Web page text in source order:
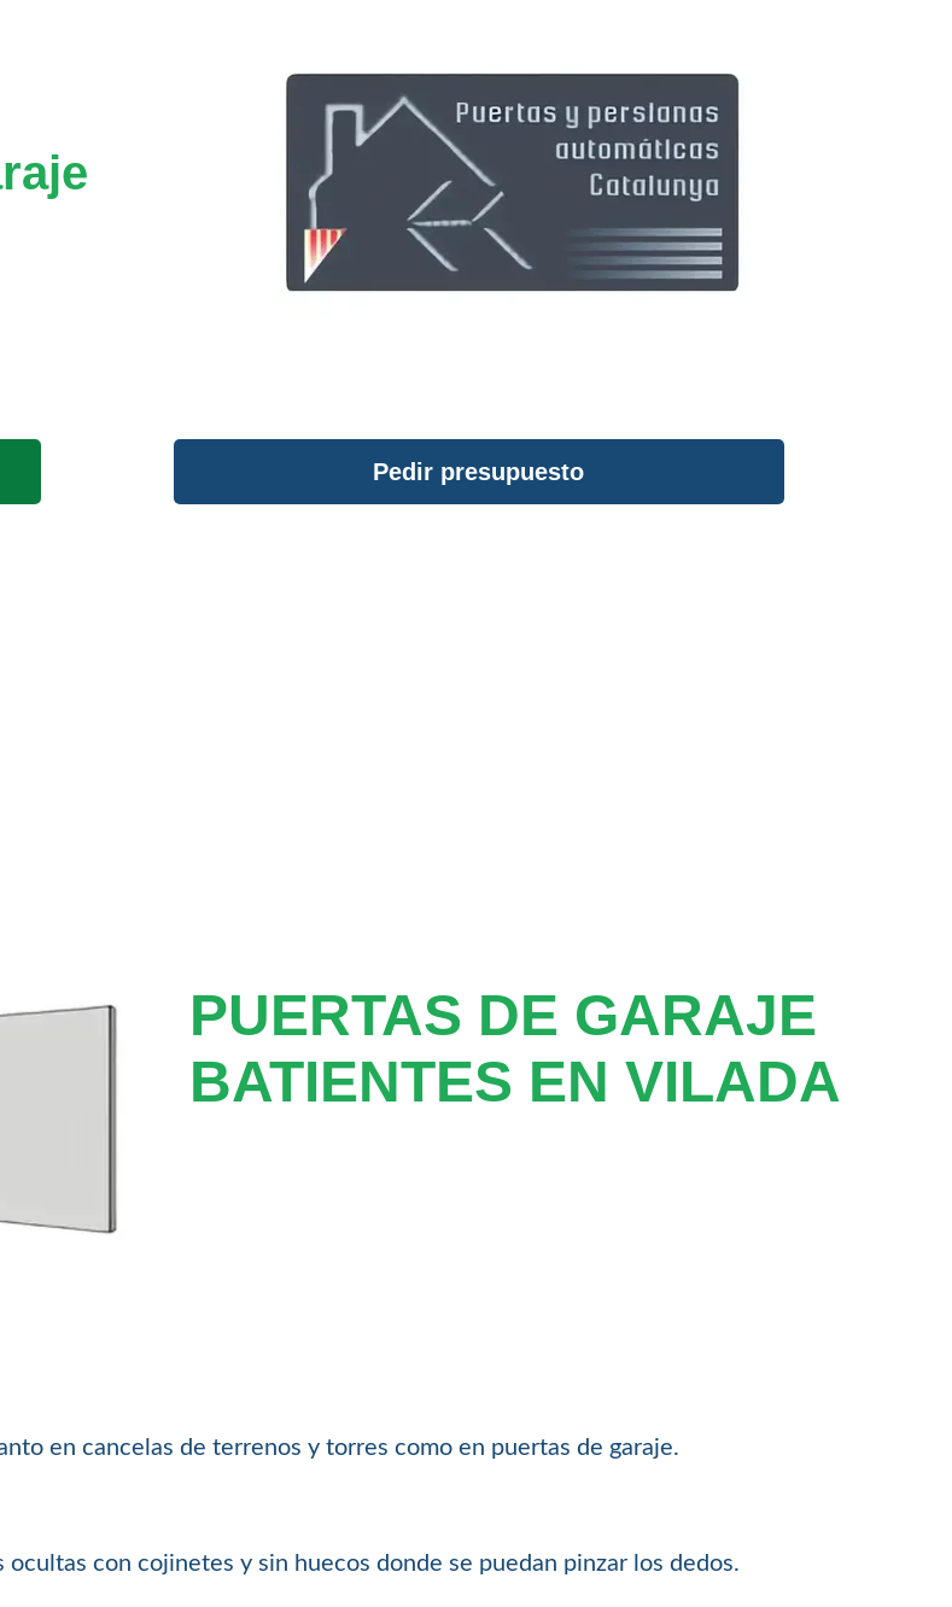
Pedir presupuesto
PUERTAS DE GARAJE
BATIENTES EN VILADA
en cancelas de terrenos y torres como en puertas de garaje.
con cojinetes y sin huecos donde se puedan pinzar los dedos.